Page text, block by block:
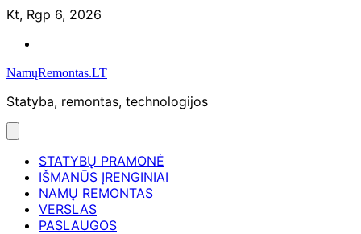
Skip
content
Kt, Rgp 6, 2026
NamųRemontas.LT
Statyba, remontas, technologijos
STATYBŲ PRAMONĖ
IŠMANŪS ĮRENGINIAI
NAMŲ REMONTAS
VERSLAS
PASLAUGOS